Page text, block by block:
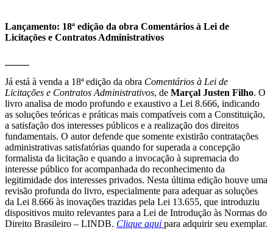
Lançamento: 18ª edição da obra Comentários à Lei de
Licitações e Contratos Administrativos
Já está à venda a 18ª edição da obra Comentários à Lei de
Licitações e Contratos Administrativos, de Marçal Justen Filho. O
livro analisa de modo profundo e exaustivo a Lei 8.666, indicando
as soluções teóricas e práticas mais compatíveis com a Constituição,
a satisfação dos interesses públicos e a realização dos direitos
fundamentais. O autor defende que somente existirão contratações
administrativas satisfatórias quando for superada a concepção
formalista da licitação e quando a invocação à supremacia do
interesse público for acompanhada do reconhecimento da
legitimidade dos interesses privados. Nesta última edição houve uma
revisão profunda do livro, especialmente para adequar as soluções
da Lei 8.666 às inovações trazidas pela Lei 13.655, que introduziu
dispositivos muito relevantes para a Lei de Introdução às Normas do
Direito Brasileiro – LINDB. Clique aqui para adquirir seu exemplar.